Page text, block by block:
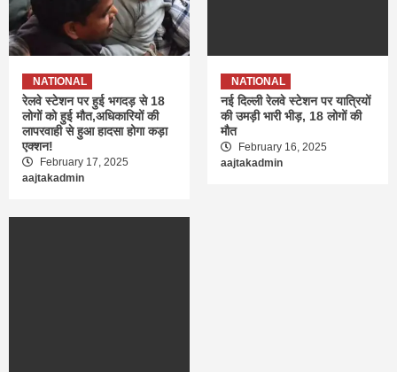
NATIONAL
रेलवे स्टेशन पर हुई भगदड़ से 18
लोगों को हुई मौत,अधिकारियों की
लापरवाही से हुआ हादसा होगा कड़ा
एक्शन!
February 17, 2025
aajtakadmin
NATIONAL
नई दिल्ली रेलवे स्टेशन पर यात्रियों
की उमड़ी भारी भीड़, 18 लोगों की
मौत
February 16, 2025
aajtakadmin